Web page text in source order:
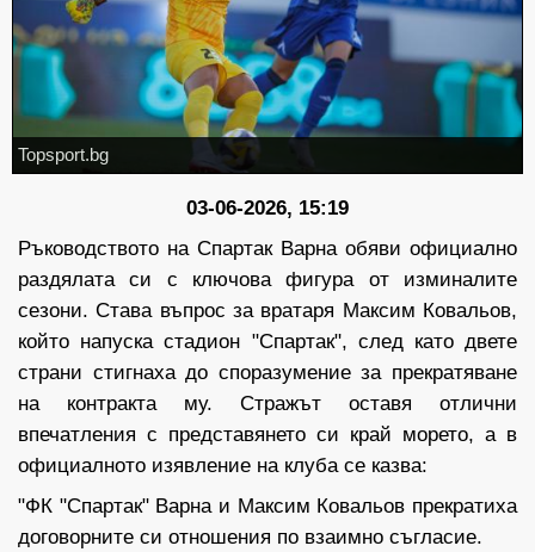
Topsport.bg
03-06-2026, 15:19
Ръководството на Спартак Варна обяви официално
раздялата си с ключова фигура от изминалите
сезони. Става въпрос за вратаря Максим Ковальов,
който напуска стадион "Спартак", след като двете
страни стигнаха до споразумение за прекратяване
на контракта му. Стражът оставя отлични
впечатления с представянето си край морето, а в
официалното изявление на клуба се казва:
"ФК "Спартак" Варна и Максим Ковальов прекратиха
договорните си отношения по взаимно съгласие.